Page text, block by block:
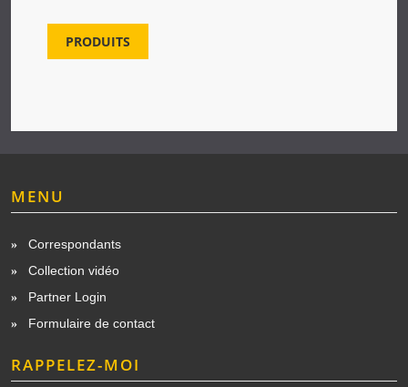
PRODUITS
MENU
Correspondants
Collection vidéo
Partner Login
Formulaire de contact
RAPPELEZ-MOI